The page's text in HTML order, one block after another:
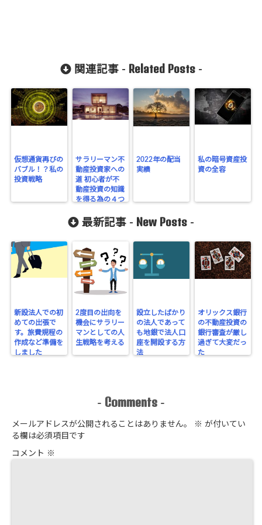
関連記事 - Related Posts-
仮想通貨再びの
バブル！？私の
投資戦略
サラリーマン不
動産投資家への
道 初心者が不
動産投資の知識
を得る為の４つ
2022年の配当
実績
私の暗号資産投
資の全容
最新記事 - New Posts -
新設法人での初
めての出張で
す。旅費規程の
作成など準備を
しました
2度目の出向を
機会にサラリー
マンとしての人
生戦略を考える
設立したばかり
の法人であって
も地銀で法人口
座を開設する方
法
オリックス銀行
の不動産投資の
銀行審査が厳し
過ぎて大変だっ
た
- Comments -
メールアドレスが公開されることはありません。 ※ が付いてい
る欄は必須項目です
コメント ※